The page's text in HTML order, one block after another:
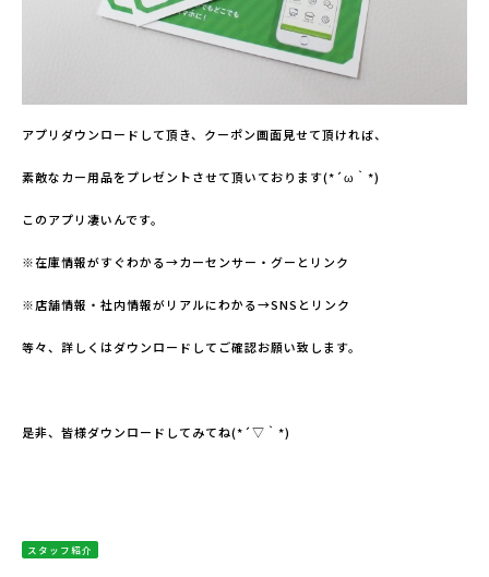
アプリダウンロードして頂き、クーポン画面見せて頂ければ、
素敵なカー用品をプレゼントさせて頂いております(*´ω｀*)
このアプリ凄いんです。
※在庫情報がすぐわかる→カーセンサー・グーとリンク
※店舗情報・社内情報がリアルにわかる→SNSとリンク
等々、詳しくはダウンロードしてご確認お願い致します。
是非、皆様ダウンロードしてみてね(*´▽｀*)
スタッフ紹介